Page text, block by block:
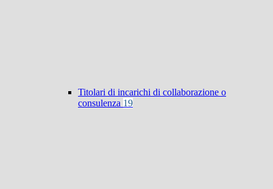
Titolari di incarichi di collaborazione o
consulenza 19